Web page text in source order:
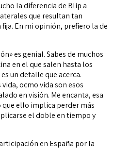
la diferencia de Blip a
que resultan tan
En mi opinión, prefiero la de
es genial. Sabes de muchos
en el que salen hasta los
un detalle que acerca.
ocmo vida son esos
en visión. Me encanta, esa
que ello implica perder más
el doble en tiempo y
en España por la